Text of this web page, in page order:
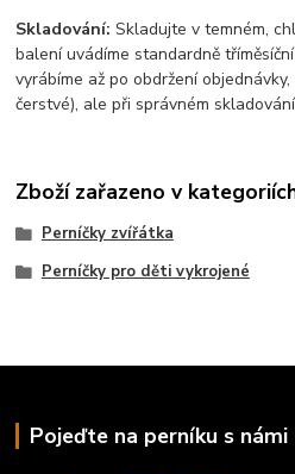
Skladování: Skladujte v temném,
balení uvádíme standardně
vyrábíme až po obdržení
čerstvé), ale při správném
Zboží zařazeno v
Perníčky zvířátka
Perníčky pro děti vykrojené
Pojeďte na perníku s námi